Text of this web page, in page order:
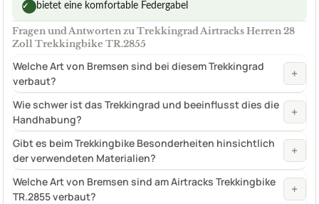
✓ bietet eine komfortable Federgabel
Fragen und Antworten zu Trekkingrad Airtracks Herren 28
Zoll Trekkingbike TR.2855
Welche Art von Bremsen sind bei diesem Trekkingrad
verbaut?
+
Wie schwer ist das Trekkingrad und beeinflusst dies die
Handhabung?
+
Gibt es beim Trekkingbike Besonderheiten hinsichtlich
der verwendeten Materialien?
+
Welche Art von Bremsen sind am Airtracks Trekkingbike
TR.2855 verbaut?
+